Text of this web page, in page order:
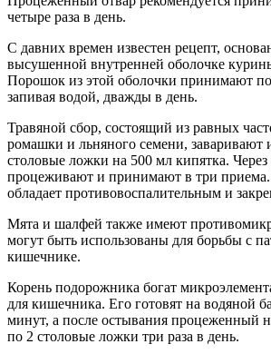
четыре раза в день.
С давних времен известен рецепт,
высушенной внутренней оболочке
Порошок из этой оболочки принимают
запивая водой, дважды в день.
Травяной сбор, состоящий из равных
ромашки и льняного семени, заваривают
столовые ложки на 500 мл кипятка. Через
процеживают и принимают в три
обладает противовоспалительным и
Мята и шалфей также имеют
могут быть использованы для борьбы с
кишечнике.
Корень подорожника богат
для кишечника. Его готовят на водяной
минут, а после остывания процеженный
по 2 столовые ложки три раза в день.